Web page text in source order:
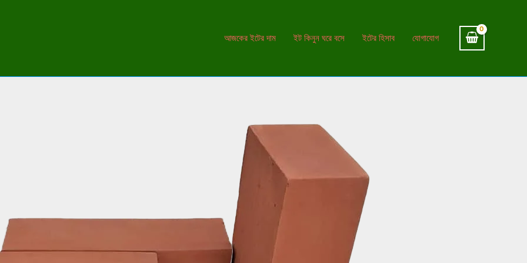
আজকের ইটের দাম ইট কিনুন ঘরে বসে ইটের হিসাব যোগাযোগ